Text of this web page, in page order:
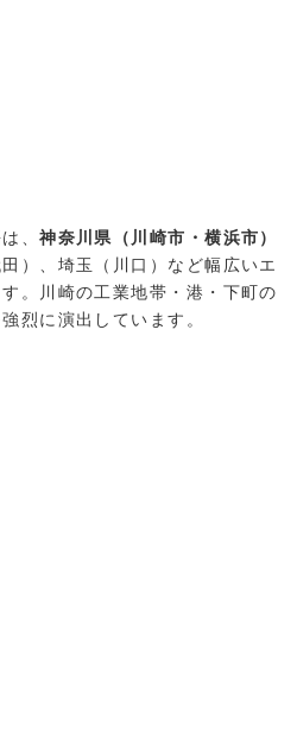
は、神奈川県（川崎市・横浜市）
）、埼玉（川口）など幅広いエ
。川崎の工業地帯・港・下町の
烈に演出しています。